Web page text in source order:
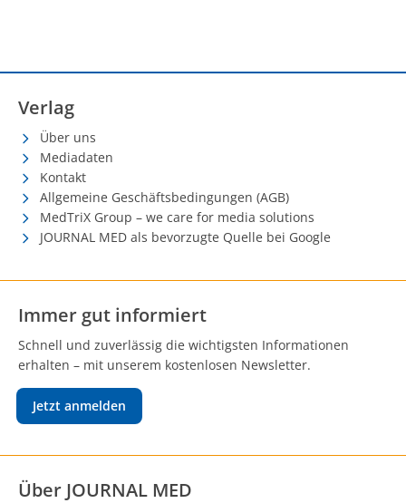
Verlag
Über uns
Mediadaten
Kontakt
Allgemeine Geschäftsbedingungen (AGB)
MedTriX Group – we care for media solutions
JOURNAL MED als bevorzugte Quelle bei Google
Immer gut informiert
Schnell und zuverlässig die wichtigsten Informationen
erhalten – mit unserem kostenlosen Newsletter.
Jetzt anmelden
Über JOURNAL MED